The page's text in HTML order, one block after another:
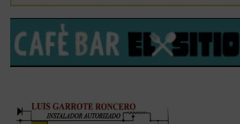
PROCLAMA
CAMPEONA
DEL
MUNDO
DE